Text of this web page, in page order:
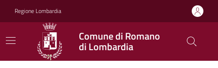
Regione Lombardia
Comune di Romano
di Lombardia